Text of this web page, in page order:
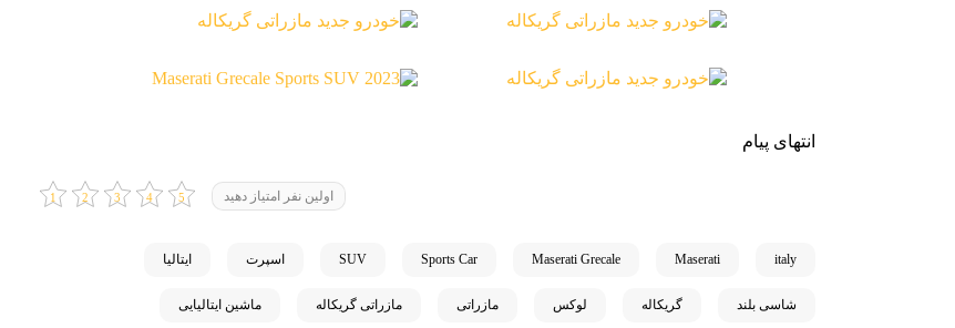
انتهای پیام
اولین نفر امتیاز دهید
italy
Maserati
Maserati Grecale
Sports Car
SUV اسپرت ایتالیا
شاسی بلند گریکاله لوکس مازراتی مازراتی گریکاله ماشین ایتالیایی